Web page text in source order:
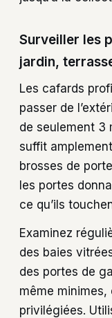
Surveiller les
jardin,
Les cafards
passer de
de seulement 3
suffit
brosses de
les portes
ce qu’ils
Examinez
des baies
des portes de
même minimes,
privilégiées.